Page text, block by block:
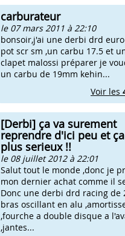
carburateur
le 07 mars 2011 à 22:10
bonsoir,j'ai une derbi drd
pot scr sm ,un carbu 17.5 et
clapet malossi préparer je
un carbu de 19mm kehin...
Voir les
[Derbi] ça va surement
reprendre d'ici peu et
plus serieux !!
le 08 juillet 2012 à 22:01
Salut tout le monde ,donc je
mon dernier achat comme il
Donc une derbi drd racing de
bras oscillant en alu
,fourche a double disque a
,jantes...